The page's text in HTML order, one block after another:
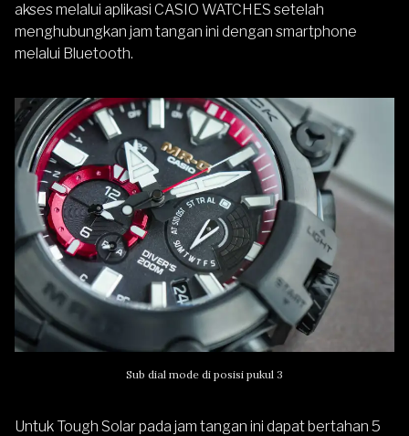
akses melalui aplikasi CASIO WATCHES setelah
menghubungkan jam tangan ini dengan smartphone
melalui Bluetooth.
Sub dial mode di posisi pukul 3
Untuk Tough Solar pada jam tangan ini dapat bertahan 5